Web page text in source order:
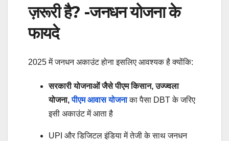
ज़रूरी है? -जनधन योजना के
फायदे
2025 में जनधन अकाउंट होना इसलिए आवश्यक है क्योंकि:
सरकारी योजनाओं जैसे पीएम किसान, उज्ज्वला
योजना,पीएम आवास योजनाका पैसा DBT के जरिए
इसी अकाउंट में आता है
UPI और डिजिटल इंडिया में तेजी के साथ जनधन